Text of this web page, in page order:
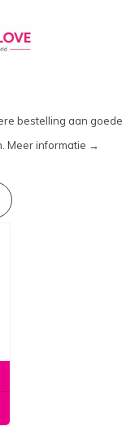
bestelling aan goede
Meer informatie →